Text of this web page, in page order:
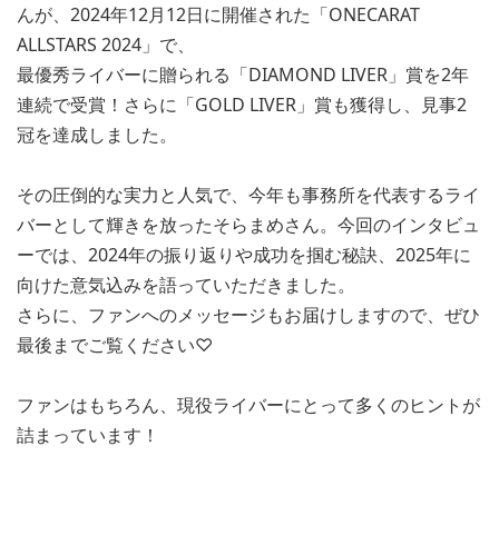
んが、2024年12月12日に開催された「ONECARAT
ALLSTARS 2024」で、
最優秀ライバーに贈られる「DIAMOND LIVER」賞を2年
連続で受賞！さらに「GOLD LIVER」賞も獲得し、見事2
冠を達成しました。
その圧倒的な実力と人気で、今年も事務所を代表するライ
バーとして輝きを放ったそらまめさん。今回のインタビュ
ーでは、2024年の振り返りや成功を掴む秘訣、2025年に
向けた意気込みを語っていただきました。
さらに、ファンへのメッセージもお届けしますので、ぜひ
最後までご覧ください♡
ファンはもちろん、現役ライバーにとって多くのヒントが
詰まっています！